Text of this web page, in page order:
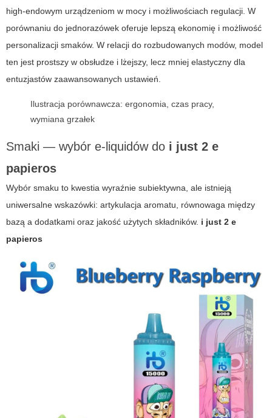
high-endowym urządzeniom w mocy i możliwościach regulacji. W
porównaniu do jednorazówek oferuje lepszą ekonomię i możliwość
personalizacji smaków. W relacji do rozbudowanych modów, model
ten jest prostszy w obsłudze i lżejszy, lecz mniej elastyczny dla
entuzjastów zaawansowanych ustawień.
Ilustracja porównawcza: ergonomia, czas pracy,
wymiana grzałek
Smaki — wybór e-liquidów do i just 2 e
papieros
Wybór smaku to kwestia wyraźnie subiektywna, ale istnieją
uniwersalne wskazówki: artykulacja aromatu, równowaga między
bazą a dodatkami oraz jakość użytych składników. i just 2 e
papieros